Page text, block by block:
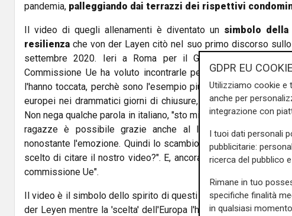
pandemia, palleggiando dai terrazzi dei rispettivi
Il video di quegli allenamenti è diventato un simbolo
resilienza che von der Layen citò nel suo primo discorso
settembre 2020. Ieri a Roma per il Global Health Summit
Commissione Ue ha voluto incontrarle per dirglielo di persona
l'hanno toccata, perchè sono l'esempio più chiaro dello spirito
europei nei drammatici giorni di chiusure, la loro reazione alla
Non nega qualche parola in italiano, "sto migliorando, dice", ma
ragazze è possibile grazie anche al loro ottimo inglese,
nonostante l'emozione. Quindi lo scambio di regali, le foto e le
scelto di citare il nostro video?". E, ancora, "perchè ha voluto
commissione Ue".
Il video è il simbolo dello spirito di questi ragazzi e della loro
der Leyen mentre la 'scelta' dell'Europa l'ha spiegata come la
GDPR EU COOKIE
Utilizziamo cookie e
anche per
integrazione con
I tuoi dati personali
pubblicitarie:
ricerca del pubblico
Rimane in tuo
specifiche finalità
in qualsiasi